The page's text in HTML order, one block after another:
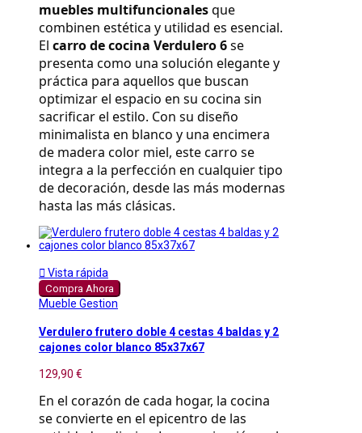
muebles multifuncionales que
combinen estética y utilidad es esencial.
El carro de cocina Verdulero 6 se
presenta como una solución elegante y
práctica para aquellos que buscan
optimizar el espacio en su cocina sin
sacrificar el estilo. Con su diseño
minimalista en blanco y una encimera
de madera color miel, este carro se
integra a la perfección en cualquier tipo
de decoración, desde las más modernas
hasta las más clásicas.
 Vista rápida
Compra Ahora
Mueble Gestion
Verdulero frutero doble 4 cestas 4 baldas y 2
cajones color blanco 85x37x67
129,90 €
En el corazón de cada hogar, la cocina
se convierte en el epicentro de las